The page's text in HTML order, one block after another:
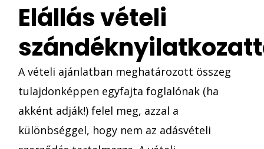
Elállás vételi
A vételi ajánlatban meghatározott összeg
tulajdonképpen egyfajta foglalónak (ha
akként adják!) felel meg, azzal a
különbséggel, hogy nem az adásvételi